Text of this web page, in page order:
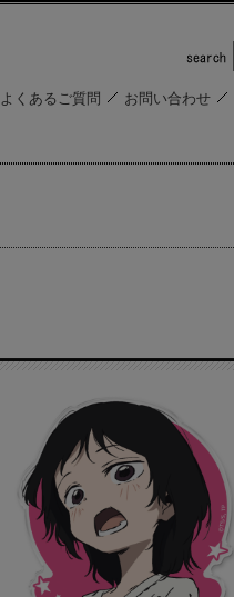
よくあるご質問 お問い合わせ